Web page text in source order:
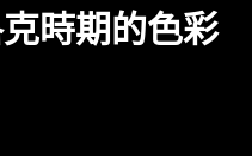
時期的色彩